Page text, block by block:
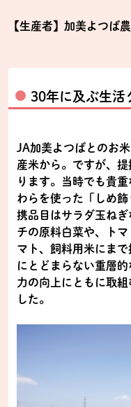
【生産者】加美よつば
30年に及ぶ生活
JA加美よつばとのお
産米から。ですが、
ります。当時でも貴
わらを使った「しめ
携品目はサラダ玉ね
チの原料白菜や、ト
マト、飼料用米にま
にとどまらない重層
力の向上にともに取
した。